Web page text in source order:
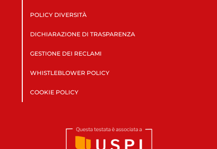
POLICY DIVERSITÀ
DICHIARAZIONE DI TRASPARENZA
GESTIONE DEI RECLAMI
WHISTLEBLOWER POLICY
COOKIE POLICY